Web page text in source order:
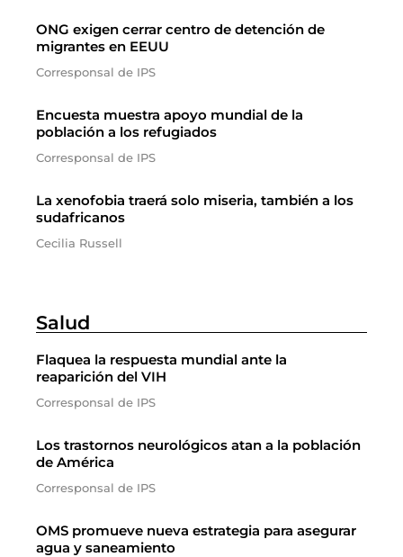
ONG exigen cerrar centro de detención de
migrantes en EEUU
Corresponsal de IPS
Encuesta muestra apoyo mundial de la
población a los refugiados
Corresponsal de IPS
La xenofobia traerá solo miseria, también a los
sudafricanos
Cecilia Russell
Salud
Flaquea la respuesta mundial ante la
reaparición del VIH
Corresponsal de IPS
Los trastornos neurológicos atan a la población
de América
Corresponsal de IPS
OMS promueve nueva estrategia para asegurar
agua y saneamiento